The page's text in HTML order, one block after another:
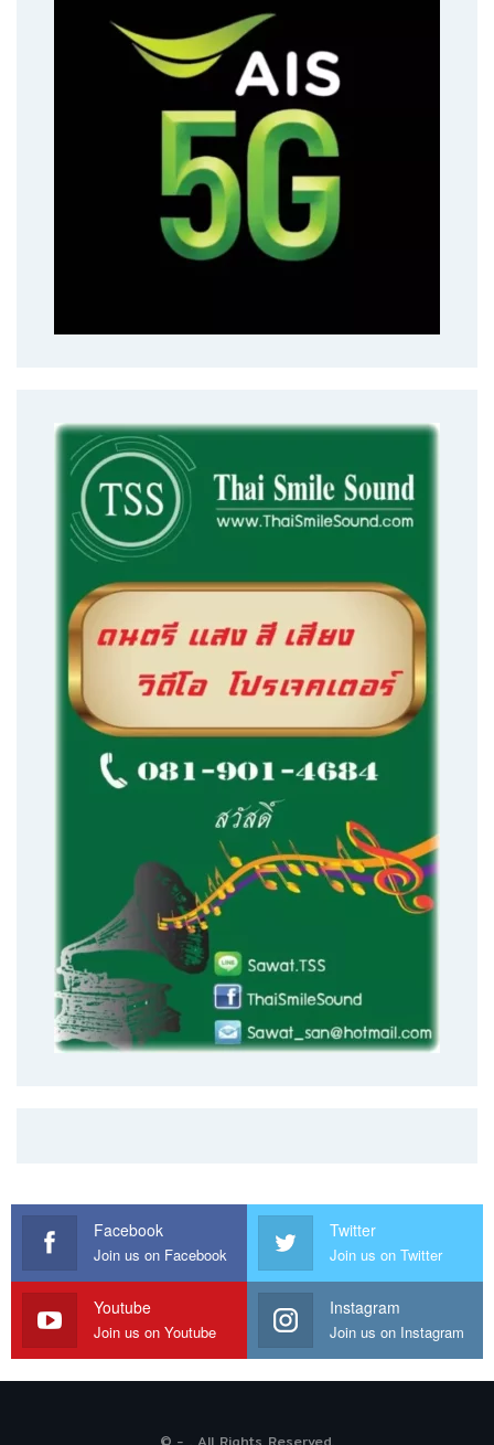
Facebook
Join us on Facebook
Twitter
Join us on Twitter
Youtube
Join us on Youtube
Instagram
Join us on Instagram
© - . All Rights Reserved.